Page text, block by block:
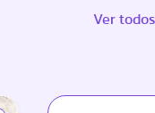
Ver todos